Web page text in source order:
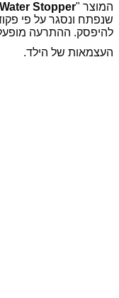
המוצר "Water Stopper
שנפתח ונסגר על פי
להיפסק. ההתרעה
העצמאות של הילד.